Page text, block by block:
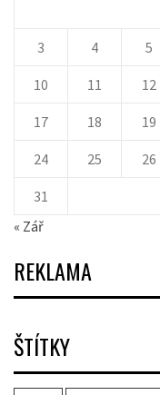
3 4 5
10 11 12
17 18 19
24 25 26
31
« Zář
REKLAMA
ŠTÍTKY